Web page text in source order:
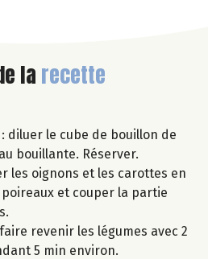
larecette
diluer le cube de bouillon de
bouillante. Réserver.
les oignons et les carottes en
et couper la partie
revenir les légumes avec 2
5 min environ.